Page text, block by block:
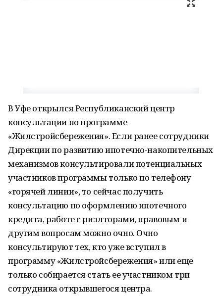
В Уфе открылся Республиканский центр
консультации по программе
«Жилстройсбережения». Если ранее сотрудники
Дирекции по развитию ипотечно-накопительных
механизмов консультировали потенциальных
участников программы только по телефону
«горячей линии», то сейчас получить
консультацию по оформлению ипотечного
кредита, работе с риэлторами, правовым и
другим вопросам можно очно. Очно
консультируют тех, кто уже вступил в
программу «Жилстройсбережения» или еще
только собирается стать ее участником три
сотрудника открывшегося центра.